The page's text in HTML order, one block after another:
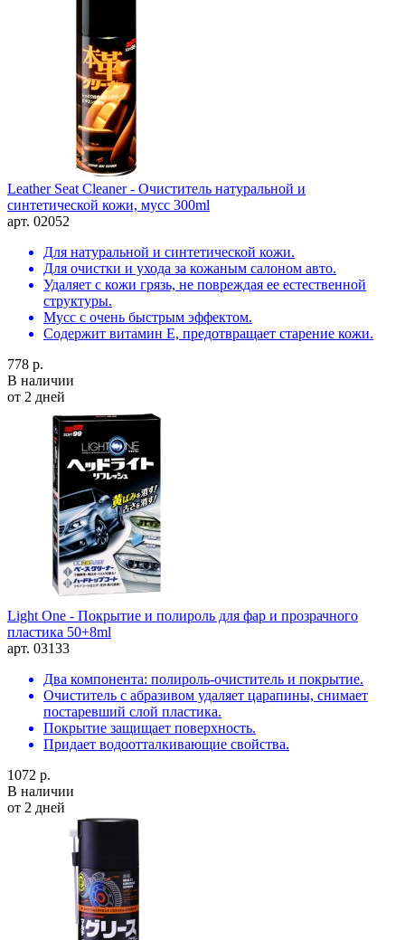
Leather Seat Cleaner - Очиститель натуральной и
синтетической кожи, мусс 300ml
арт. 02052
Для натуральной и синтетической кожи.
Для очистки и ухода за кожаным салоном авто.
Удаляет с кожи грязь, не повреждая ее естественной
структуры.
Мусс с очень быстрым эффектом.
Содержит витамин Е, предотвращает старение кожи.
778 р.
В наличии
от 2 дней
Light One - Покрытие и полироль для фар и прозрачного
пластика 50+8ml
арт. 03133
Два компонента: полироль-очиститель и покрытие.
Очиститель с абразивом удаляет царапины, снимает
постаревший слой пластика.
Покрытие защищает поверхность.
Придает водоотталкивающие свойства.
1072 р.
В наличии
от 2 дней